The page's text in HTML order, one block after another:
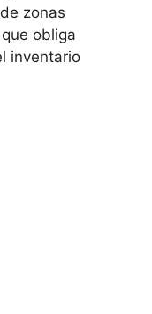
zonas
obliga
inventario